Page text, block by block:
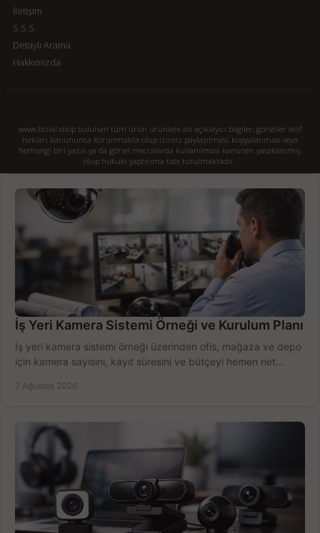
İletişim
S.S.S.
Detaylı Arama
Hakkımızda
www.bizial.shop bulunan tüm ürün ürünlere ait açıklayıcı bilgiler, görseller telif
hakları kanununca korunmakta olup izinsiz paylaşılması, kopyalanması veya
herhangi biri yazılı ya da görsel mecralarda kullanılması kanunen yasaklanmış
olup hukuki yaptırıma tabi tutulmaktadır.
İş Yeri Kamera Sistemi Örneği ve Kurulum Planı
İş yeri kamera sistemi örneği üzerinden ofis, mağaza ve depo
için kamera sayısını, kayıt süresini ve bütçeyi hemen net
7 Ağustos 2026